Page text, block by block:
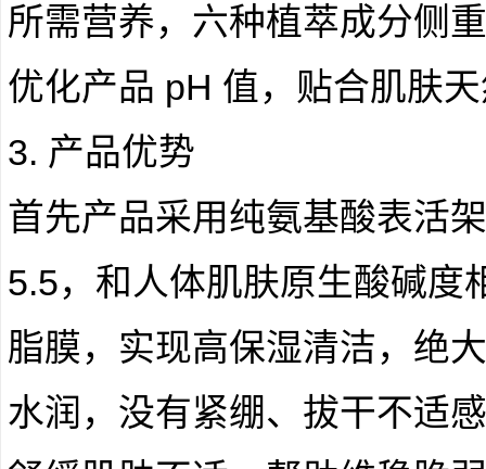
所需营养，六种植萃成分侧
优化产品 pH 值，贴合肌肤
3. 产品优势
首先产品采用纯氨基酸表活
5.5，和人体肌肤原生酸碱度
脂膜，实现高保湿清洁，绝
水润，没有紧绷、拔干不适